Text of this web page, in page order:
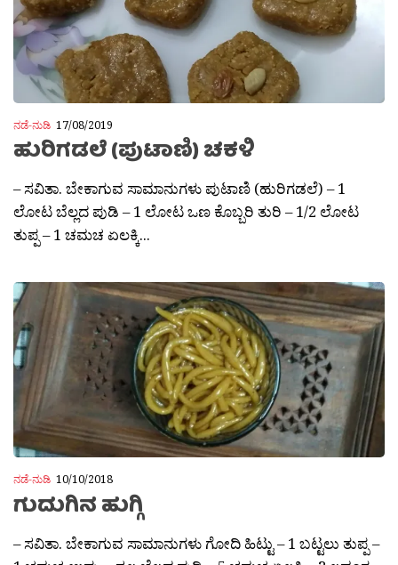
ನಡೆ-ನುಡಿ 17/08/2019
ಹುರಿಗಡಲೆ (ಪುಟಾಣಿ) ಚಕಳಿ
– ಸವಿತಾ. ಬೇಕಾಗುವ ಸಾಮಾನುಗಳು ಪುಟಾಣಿ (ಹುರಿಗಡಲೆ) – 1
ಲೋಟ ಬೆಲ್ಲದ ಪುಡಿ – 1 ಲೋಟ ಒಣ ಕೊಬ್ಬರಿ ತುರಿ – 1/2 ಲೋಟ
ತುಪ್ಪ – 1 ಚಮಚ ಏಲಕ್ಕಿ...
ನಡೆ-ನುಡಿ 10/10/2018
ಗುದುಗಿನ ಹುಗ್ಗಿ
– ಸವಿತಾ. ಬೇಕಾಗುವ ಸಾಮಾನುಗಳು ಗೋದಿ ಹಿಟ್ಟು – 1 ಬಟ್ಟಲು ತುಪ್ಪ –